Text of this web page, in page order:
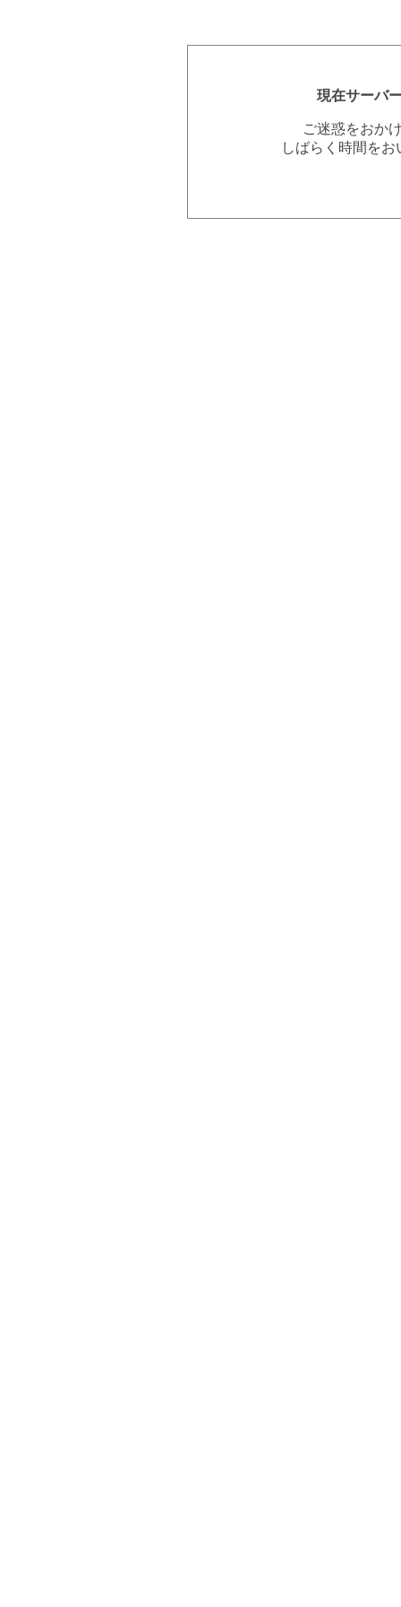
現在サーバ
ご迷惑をおか
しばらく時間を